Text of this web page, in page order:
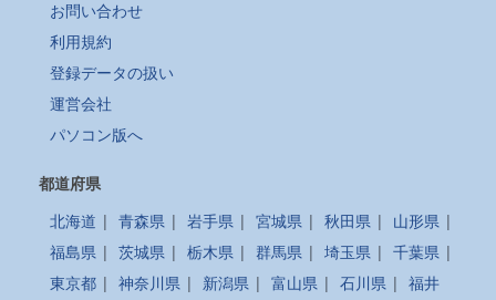
お問い合わせ
利用規約
登録データの扱い
運営会社
パソコン版へ
都道府県
北海道 | 青森県 | 岩手県 | 宮城県 | 秋田県 | 山形県 |
福島県 | 茨城県 | 栃木県 | 群馬県 | 埼玉県 | 千葉県 |
東京都 | 神奈川県 | 新潟県 | 富山県 | 石川県 | 福井